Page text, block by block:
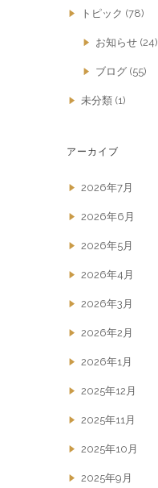
トピック (78)
お知らせ (24)
ブログ (55)
未分類 (1)
アーカイブ
2026年7月
2026年6月
2026年5月
2026年4月
2026年3月
2026年2月
2026年1月
2025年12月
2025年11月
2025年10月
2025年9月